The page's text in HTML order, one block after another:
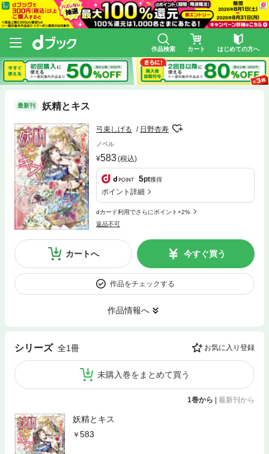
作品検索 カート はじめての方へ
最新刊 妖精とキス
弓束しげる 日野杏寿
ノベル
583(税込)
5pt獲得
ポイント詳細
dカード利用でさらにポイント+2%
返品不可
カートへ 今すぐ買う
作品をチェックする
作品情報へ
シリーズ 全1冊 お気に入り登録
未購入巻をまとめて買う
1巻から 最新刊から
妖精とキス
583